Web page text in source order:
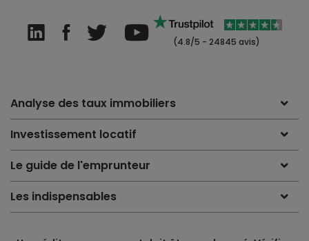
(4.8/5 - 24845 avis)
Analyse des taux immobiliers
Investissement locatif
Le guide de l'emprunteur
Les indispensables